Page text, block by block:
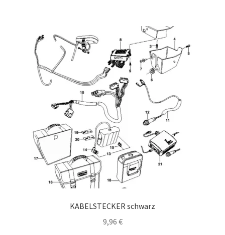
KABELSTECKER schwarz
9,96 €